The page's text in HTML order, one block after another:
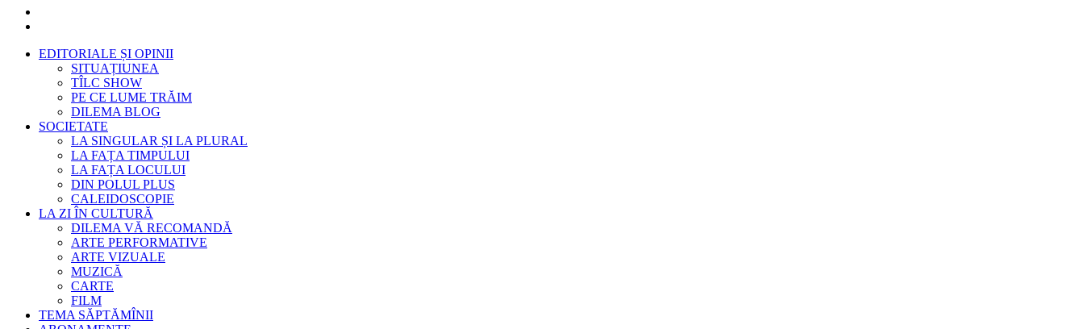
EDITORIALE ȘI OPINII
SITUAȚIUNEA
TÎLC SHOW
PE CE LUME TRĂIM
DILEMA BLOG
SOCIETATE
LA SINGULAR ȘI LA PLURAL
LA FAȚA TIMPULUI
LA FAȚA LOCULUI
DIN POLUL PLUS
CALEIDOSCOPIE
LA ZI ÎN CULTURĂ
DILEMA VĂ RECOMANDĂ
ARTE PERFORMATIVE
ARTE VIZUALE
MUZICĂ
CARTE
FILM
TEMA SĂPTĂMÎNII